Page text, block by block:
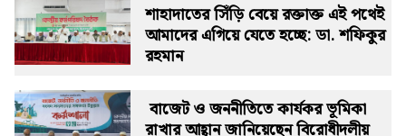
শাহাদাতের সিঁড়ি বেয়ে রক্তাক্ত এই পথেই
আমাদের এগিয়ে যেতে হচ্ছে: ডা. শফিকুর
রহমান
বাজেট ও জননীতিতে কার্যকর ভূমিকা
রাখার আহ্বান জানিয়েছেন বিরোধীদলীয়